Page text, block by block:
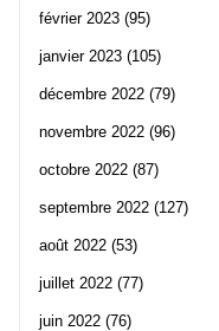
février 2023 (95)
janvier 2023 (105)
décembre 2022 (79)
novembre 2022 (96)
octobre 2022 (87)
septembre 2022 (127)
août 2022 (53)
juillet 2022 (77)
juin 2022 (76)